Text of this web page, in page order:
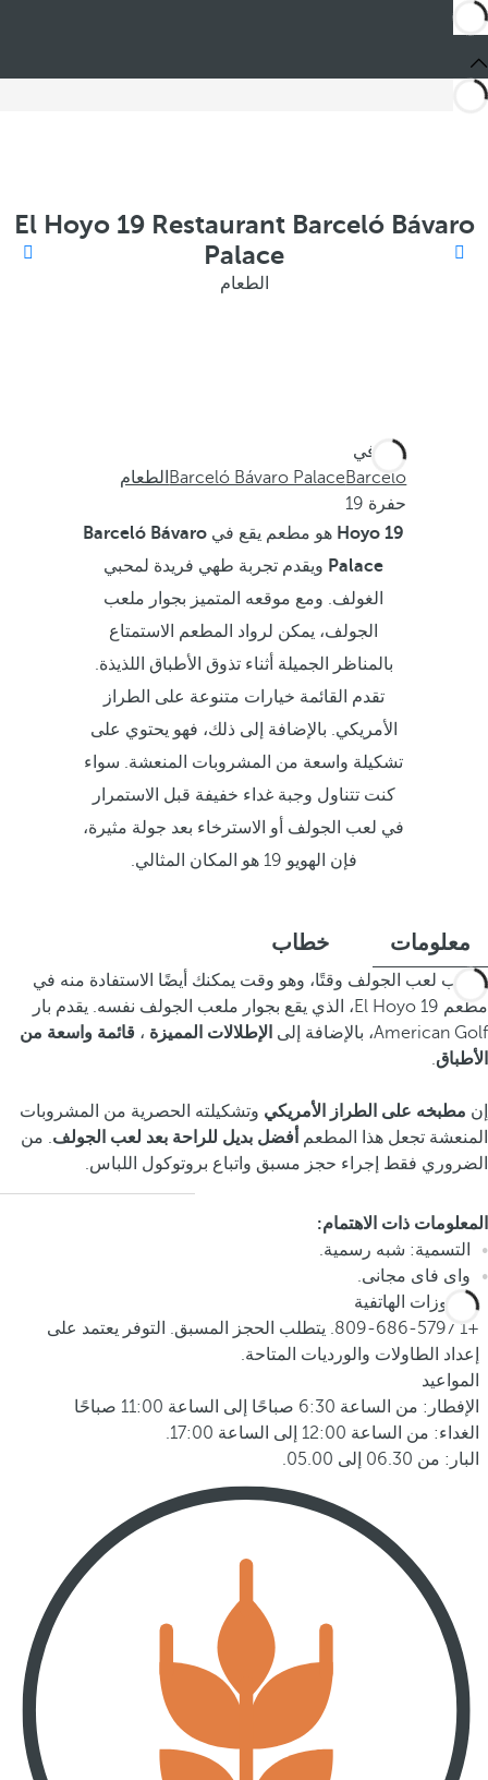
El Hoyo 19 Restaurant Barceló Bávaro
Palace
الطعام
أنت في
Barceló
Barceló Bávaro Palace الطعام
حفرة 19
Hoyo 19 هو مطعم يقع في Barceló Bávaro
Palace ويقدم تجربة طهي فريدة لمحبي
الغولف. ومع موقعه المتميز بجوار ملعب
الجولف، يمكن لرواد المطعم الاستمتاع
بالمناظر الجميلة أثناء تذوق الأطباق اللذيذة.
تقدم القائمة خيارات متنوعة على الطراز
الأمريكي. بالإضافة إلى ذلك، فهو يحتوي على
تشكيلة واسعة من المشروبات المنعشة. سواء
كنت تتناول وجبة غداء خفيفة قبل الاستمرار
في لعب الجولف أو الاسترخاء بعد جولة مثيرة،
فإن الهويو 19 هو المكان المثالي.
معلومات خطاب
يتطلب لعب الجولف وقتًا، وهو وقت يمكنك أيضًا الاستفادة منه في
مطعم El Hoyo 19، الذي يقع بجوار ملعب الجولف نفسه. يقدم بار
American Golf، بالإضافة إلى
الإطلالات المميزة ، قائمة واسعة من
الأطباق.
إن مطبخه على الطراز الأمريكي وتشكيلته الحصرية من المشروبات
المنعشة تجعل هذا المطعم أفضل بديل للراحة بعد لعب الجولف. من
الضروري فقط إجراء حجز مسبق واتباع بروتوكول اللباس.
المعلومات ذات الاهتمام:
التسمية: شبه رسمية.
واى فاى مجانى.
الحجوزات الهاتفية
+1 809-686-5797. يتطلب الحجز المسبق. التوفر يعتمد على
إعداد الطاولات والورديات المتاحة.
المواعيد
الإفطار: من الساعة 6:30 صباحًا إلى الساعة 11:00 صباحًا
الغداء: من الساعة 12:00 إلى الساعة 17:00.
البار: من 06.30 إلى 05.00.